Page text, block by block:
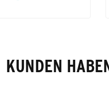
KUNDEN